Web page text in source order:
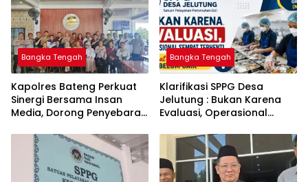
Bangka Tengah
‎Kapolres Bateng Perkuat
Sinergi Bersama Insan
Media, Dorong Penyebaran
Layanan Polri 110
Bangka Tengah
‎Klarifikasi SPPG Desa
Jelutung : Bukan Karena
Evaluasi, Operasional
Dana Banper Belum Cair